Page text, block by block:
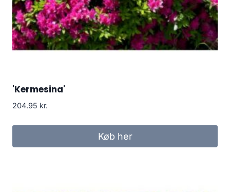
'Kermesina'
204.95 kr.
Køb her